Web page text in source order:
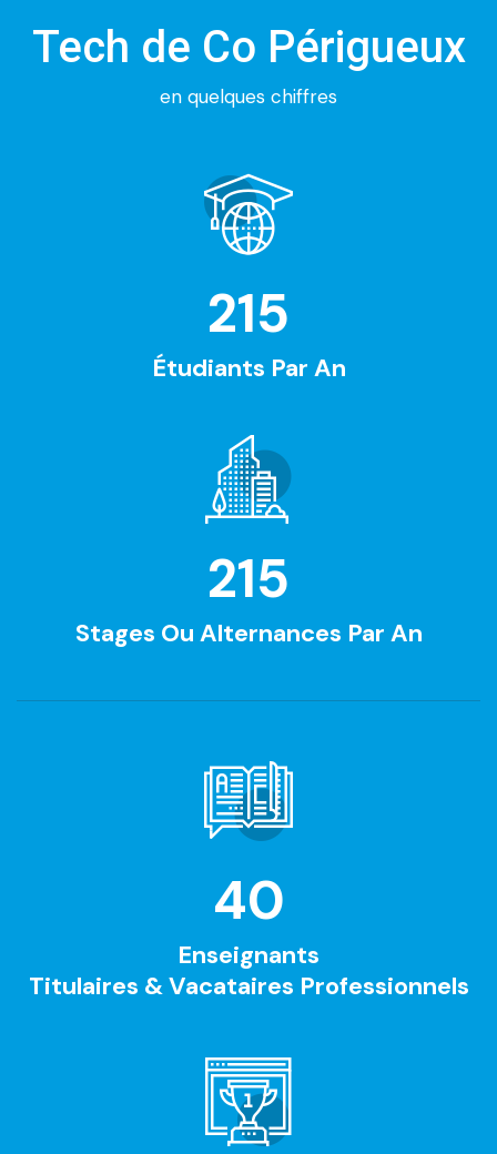
Tech de Co Périgueux
en quelques chiffres
215
Étudiants Par An
215
Stages Ou Alternances Par An
40
Enseignants
Titulaires & Vacataires Professionnels